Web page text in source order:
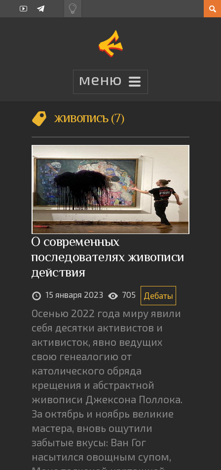
живопись 7
О современных
последователях живописи
действия
15 января 2023 705 Дебаты
Осенью 2022 года миру явили
себя десятки активистов и
активисток, явно ведущих
свою генеалогию от
католического обряда
крещения и абстрактной
живописи Джексона Поллока.
За октябрь и ноябрь великие
мастера, вновь ощутили
забытые вкусы: Ван Гог
насытился овощным супом,